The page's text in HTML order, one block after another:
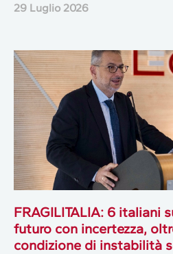
29 Luglio 2026
FRAGILITALIA: 6 italiani
futuro con incertezza,
condizione di instabilità